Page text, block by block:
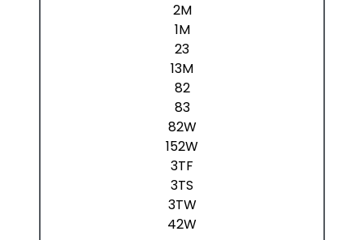
2M
1M
23
13M
82
83
82W
152W
3TF
3TS
3TW
42W